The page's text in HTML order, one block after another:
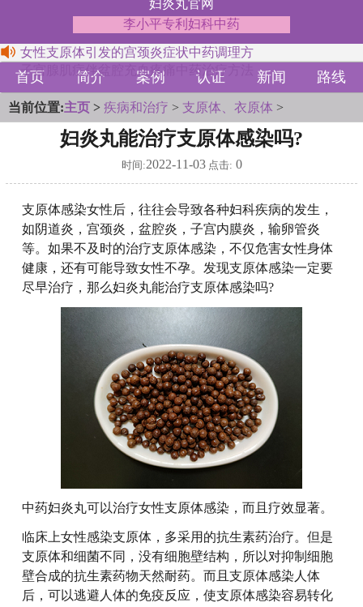
妇炎丸官网
李小平专利妇科中药
女性支原体引发的宫颈炎症状中药调理方
子宫腺肌症伴盆腔充血疼痛中药治疗方法
首页 简介 案例 认证 新闻 路线
当前位置:主页 > 疾病和治疗 > 支原体、衣原体 >
妇炎丸能治疗支原体感染吗?
时间:2022-11-03点击: 0
支原体感染女性后，往往会导致各种妇科疾病的发生，
如阴道炎，宫颈炎，盆腔炎，子宫内膜炎，输卵管炎
等。如果不及时的治疗支原体感染，不仅危害女性身体
健康，还有可能导致女性不孕。发现支原体感染一定要
尽早治疗，那么妇炎丸能治疗支原体感染吗?
中药妇炎丸可以治疗女性支原体感染，而且疗效显著。
临床上女性感染支原体，多采用的抗生素药治疗。但是
支原体和细菌不同，没有细胞壁结构，所以对抑制细胞
壁合成的抗生素药物天然耐药。而且支原体感染人体
后，可以逃避人体的免疫反应，使支原体感染容易转化